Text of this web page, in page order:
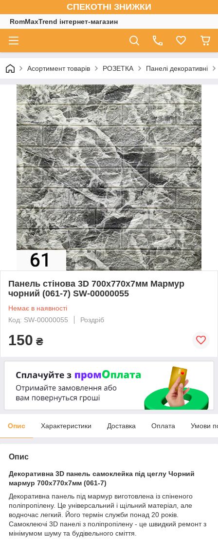
СПЕКОТНІ ЗНИЖКИ
RomMaxTrend інтернет-магазин
Асортимент товарів РОЗЕТКА Панелі декоративні
Панель стінова 3D 700х770х7мм Мармур
чорний (061-7) SW-00000055
Немає в наявності
Код: SW-00000055
Роздріб
150 ₴
Опис Характеристики Доставка Оплата Умови
Опис
Декоративна 3D панель самоклейка під цеглу Чорний
мармур 700х770х7мм (061-7)
Декоративна панель під мармур виготовлена із спіненого
поліпропілену. Це універсальний і щільний матеріал, але
водночас легкий. Його термін служби понад 20 років.
Самоклеючі 3D панелі з поліпропілену - це швидкий ремонт з
мінімумом шуму та будівельного сміття.